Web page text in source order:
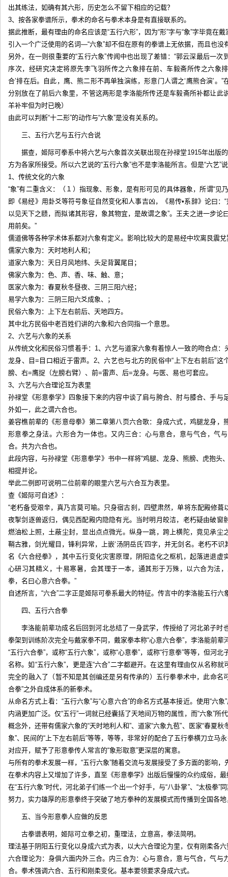
出其练法，如确有其六形，历史怎么不留下相应的记载？
3、按各家拳谱所示，拳术的命名与拳术本身是有直接联系的。
据此推断，最有理由的命名应该是“五行六形”，因为“形”字与“象”字毕竟在
引入一个广泛使用的名词—“六象”却不但在原有的拳谱上无依据，而且也没
另外，在一则很重要的“五行六象”传闻中也出现了差错：“郭云深最后一
序次，经研究决定将原先李飞羽所传之六象排在前、车毅斋所传之六象
合’排在后。自此，鹰、熊二形不再单独演练，形意门人谓之‘鹰熊合演’。
分别放在了前后六象里，不管这两形是李洛能所传还是车毅斋所补都让此
羊补牢但为时已晚）
由此可以判断“十二形”的动作与“六象”是没有关系的。
三、五行六艺与五行六合说
据查，姬际可拳系中将六艺与六象首次关联出现在孙禄堂1915年出版
方为各家所接受。所以六艺说的“五行六象”也不是李洛能所言。但是“六艺”
1、传统文化的六象
“象”有二重含义：（１）指现象、形象，是有形可见的具体器象，所谓“见
即《易经》用卦爻等符号象征自然变化和人事吉凶，《易传•系辞》论曰：
以见天下之赜，而拟诸其形容，象其物宜，是故谓之象”。王夫之进一步论
用前矣。”
儒道佛等各种学术体系都对六象有定义。影响比较大的是易经中坎离艮震
儒家六象为：天时地利人和；
道家六象为：天日月风地纬、头足背翼尾目；
佛家六象为：色、声、香、味、触、意；
医家六象为：春夏秋冬昼夜、三阴三阳六经；
易学六象为：三阴三阳六爻成象、；
民俗六象为：上下左右前后、天地四方。
其中北方民俗中老百姓们讲的六象和六合同指一个意思。
2、六艺与六象的关系
从传统文化和民俗习惯着手：1、六艺与道家六象有着惊人一致的吻合点
龙身、目=目口相近于雷声。2、六艺也与北方的民俗中“上下左右前后”
膀、右=鹰捉（左膀右臂）、前=雷声、后=龙身。与医、易也可套应。
3、六艺与六合理论互为表里
孙禄堂《形意拳学》四象接下来的内容中谈了肩与胯合、肘与膝合、手与
外如一，此之谓六合也。
姜容樵前辈的《形意母拳》第二章第八页六合歌：身成六式，鸡腿龙身，
形意拳之身法。六形合为一体也。又内三合：心与意合，意与气合，气
合。共为六合也。
此段内容，与孙禄堂《形意拳学》书中一样将“鸡腿、龙身、熊膀、虎抱头、
相提并论。
举此二例即可说明二位前辈的眼里六艺与六合互为表里。
查《姬际可自述》：
“老朽备受艰辛，真乃言莫可喻。只身宿古刹，四壁肃然，单将东配殿修
夜掣剑逐兽返归，偶见西配殿内隐隐有光。当时明月皎洁，老朽疑由破窗
燃油松上照，土蔽尘封，显出点点微光。纵身一跳，跨上横陀，竟见承尘
鞘古雅，剑光耀目，锋利异常，上嵌‘汤阴岳氏’四字，并无剑名。老朽不
名《六合经拳》，其中五行变化灾害原理，阴阳造化之枢机，起落进退虚
心研习其精义，十易寒暑，会其理于一本，通其形于万殊，以六合为法
拳，名曰心意六合拳。”
自述所言，“六合”二字正是姬际可拳系最大的特征。传言中的李洛能五行
四、五行六合拳
李洛能前辈功成名后回到河北总结了一身武学，传授给了河北弟子时
拳架到训练阶次完全与戴家拳不同，戴家拳本称“心意六合拳”，李洛能前辈
“五行六合拳”，或称“五行六象”，或称“心意拳”，或称“行意拳”等等，但河
名称。如“五行六象”，更是连“六合”二字都避开。在这里有理由仅从名称
完全的融入了（暂不知是其创编还是另有传承的）五行拳拳术中，此命名
合拳”之外自成体系的新拳术。
从命名方式上看：“五行六象”与“心意六合”的命名方式基本接近。使用“六
内涵更加广泛。仅“五行”一词就已经囊括了天地间万物的属性，而“六象”所
概念外，还带有儒家六象的“天时地利人和”、道家“六象九苞”、医家“春夏秋
象”、民间的“上下左右前后”等等，等等，非常好的配合了五行拳横刀立马
对应开，赋予了形意拳传人常言的“象形取意”更深层的寓意。
与所有的拳术发展一样，“五行六象”随着交流与发展接受了多方面的影响
在拳术内容上又增加了许多，直至《形意拳学》出版后慢慢的众约成俗，最
在“五行六象”时代，河北弟子们练一个出一个好手，与“八卦掌”、“太极拳”
努力，实力雄厚的形意拳终于突破了地方拳种的发展模式而传播到全国各
五、当今形意拳人应做的反思
古拳谱表明，姬际可立拳之初，重理法，立意高，拳法简明。
理法基于阴阳五行变化以身成六式为表，以大六合理论为里，仅有刚柔各
六合理论为：身俱六面内外三合。内三合为：心与意合，意与气合，气与
合。拳术强调六合、五行和刚柔变化。基本要领要求身成六式。